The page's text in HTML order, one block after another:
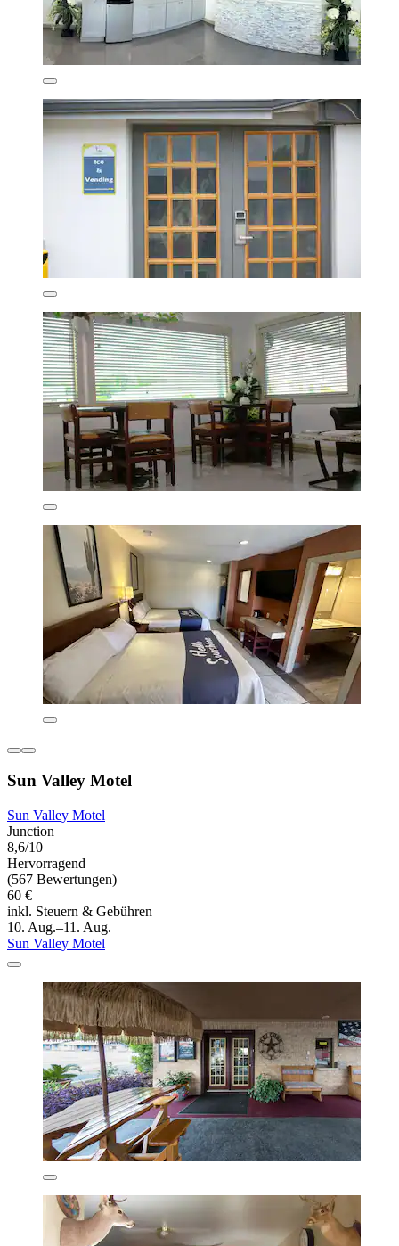
Sun Valley Motel
Sun Valley Motel
Junction
8,6/10
Hervorragend
(567 Bewertungen)
60 €
inkl. Steuern & Gebühren
10. Aug.–11. Aug.
Sun Valley Motel